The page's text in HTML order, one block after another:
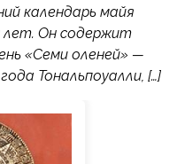
календарь майя
лет. Он содержит
«Семи оленей» —
Тональпоуалли, […]